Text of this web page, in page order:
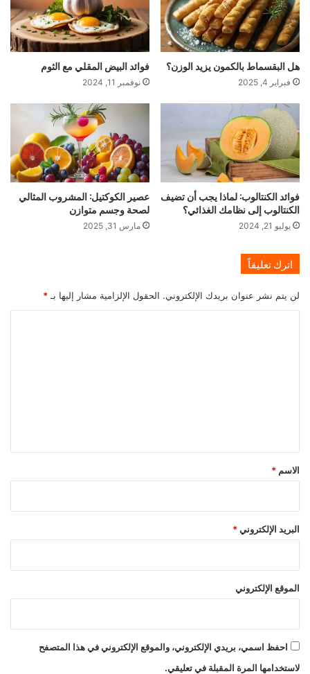
هل البقسماط بالكمون يزيد الوزن؟
فبراير 4, 2025
فوائد البيض المقلي مع الثوم
نوفمبر 11, 2024
فوائد الكنتالوب: لماذا يجب أن تضيف
الكنتالوب إلى نظامك الغذائي؟
يوليو 21, 2024
عصير الكوكتيل: المشروب المثالي
لصحة وجسم متوازن
مارس 31, 2025
اترك تعليقاً
لن يتم نشر عنوان بريدك الإلكتروني. الحقول الإلزامية مشار إليها بـ *
*
الاسم *
البريد الإلكتروني *
الموقع الإلكتروني
احفظ اسمي، بريدي الإلكتروني، والموقع الإلكتروني في هذا المتصفح
لاستخدامها المرة المقبلة في تعليقي.